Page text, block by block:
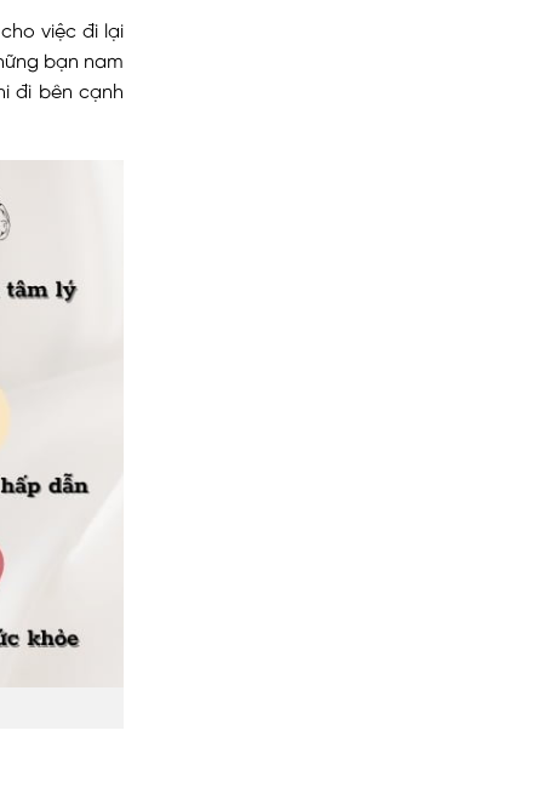
việc đi lại
bạn nam
đi bên cạnh